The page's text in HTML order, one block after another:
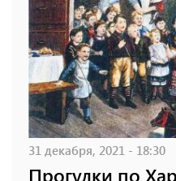
31 декабря, 2021 - 18:30
Прогулки по